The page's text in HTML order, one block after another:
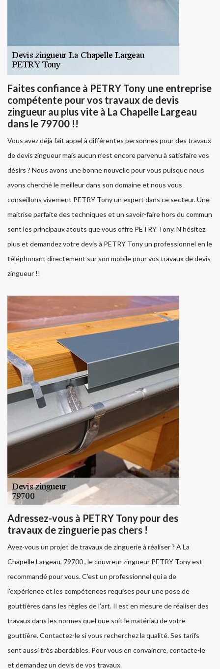
Faites confiance à PETRY Tony une entreprise
compétente pour vos travaux de devis
zingueur au plus vite à La Chapelle Largeau
dans le 79700 !!
Vous avez déjà fait appel à différentes personnes pour des travaux
de devis zingueur mais aucun n’est encore parvenu à satisfaire vos
désirs ? Nous avons une bonne nouvelle pour vous puisque nous
avons cherché le meilleur dans son domaine et nous vous
conseillons vivement PETRY Tony un expert dans ce secteur. Une
maitrise parfaite des techniques et un savoir-faire hors du commun
sont les principaux atouts que vous offre PETRY Tony. N’hésitez
plus et demandez votre devis à PETRY Tony un professionnel en le
téléphonant directement sur son mobile pour vos travaux de devis
zingueur !!
Adressez-vous à PETRY Tony pour des
travaux de zinguerie pas chers !
Avez-vous un projet de travaux de zinguerie à réaliser ? A La
Chapelle Largeau, 79700 , le couvreur zingueur PETRY Tony est
recommandé pour vous. C’est un professionnel qui a de
l’expérience et les compétences requises pour une pose de
gouttières dans les règles de l’art. Il est en mesure de réaliser des
travaux dans les normes quel que soit le matériau de votre
gouttière. Contactez-le si vous recherchez la qualité. Ses tarifs
sont aussi très abordables. Pour vous en convaincre, contacte-le
et demandez un devis de vos travaux.